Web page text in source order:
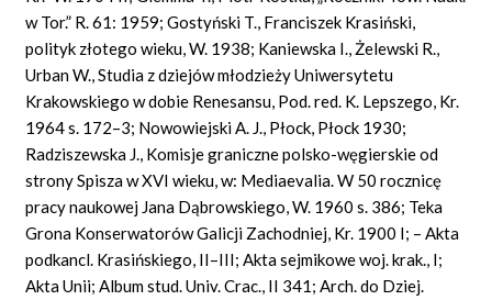
w Tor.” R. 61: 1959; Gostyński T., Franciszek Krasiński,
polityk złotego wieku, W. 1938; Kaniewska I., Żelewski R.,
Urban W., Studia z dziejów młodzieży Uniwersytetu
Krakowskiego w dobie Renesansu, Pod. red. K. Lepszego, Kr.
1964 s. 172–3; Nowowiejski A. J., Płock, Płock 1930;
Radziszewska J., Komisje graniczne polsko-węgierskie od
strony Spisza w XVI wieku, w: Mediaevalia. W 50 rocznicę
pracy naukowej Jana Dąbrowskiego, W. 1960 s. 386; Teka
Grona Konserwatorów Galicji Zachodniej, Kr. 1900 I; – Akta
podkancl. Krasińskiego, II–III; Akta sejmikowe woj. krak., I;
Akta Unii; Album stud. Univ.Crac., II 341; Arch. do Dziej.